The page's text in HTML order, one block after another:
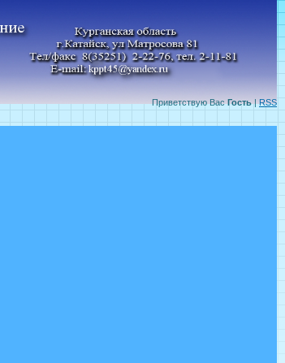
Приветствую Вас Гость|RSS